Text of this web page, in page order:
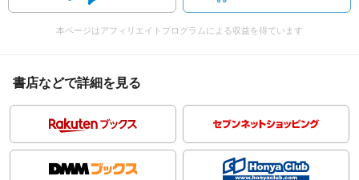
本ページはアフィリエイトプログラムによる収益を得ています
書店などで詳細を見る